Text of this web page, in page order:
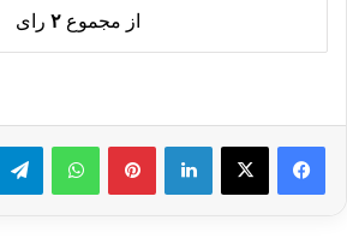
از مجموع ۲ رای
لینکدین پینترستواتس آپ